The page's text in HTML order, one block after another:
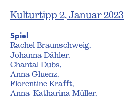
Kulturtipp 2, Januar 2023
Spiel
Rachel Braunschweig,
Johanna Dähler,
Chantal Dubs,
Anna Gluenz,
Florentine Krafft,
Anna-Katharina Müller,